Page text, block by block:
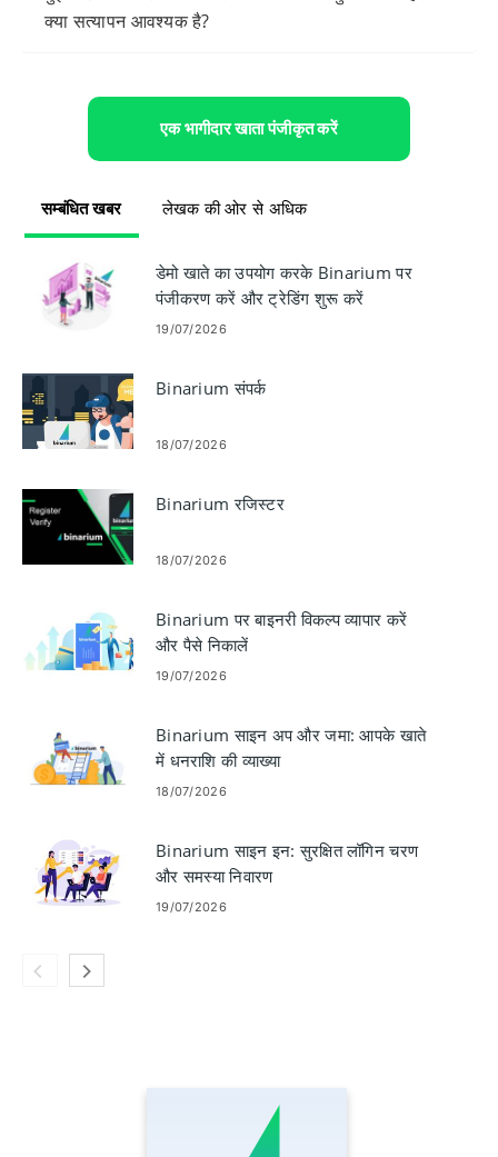
क्या सत्यापन आवश्यक है?
एक भागीदार खाता पंजीकृत करें
सम्बंधित खबर लेखक की ओर से अधिक
डेमो खाते का उपयोग करके Binarium पर
पंजीकरण करें और ट्रेडिंग शुरू करें
19/07/2026
Binarium संपर्क
18/07/2026
Binarium रजिस्टर
18/07/2026
Binarium पर बाइनरी विकल्प व्यापार करें
और पैसे निकालें
19/07/2026
Binarium साइन अप और जमा: आपके खाते
में धनराशि की व्याख्या
18/07/2026
Binarium साइन इन: सुरक्षित लॉगिन चरण
और समस्या निवारण
19/07/2026